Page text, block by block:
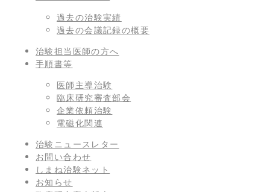
過去の治験実績
過去の会議記録の概要
治験担当医師の方へ
手順書等
医師主導治験
臨床研究審査部会
企業依頼治験
電磁化関連
治験ニュースレター
お問い合わせ
しまね治験ネット
お知らせ